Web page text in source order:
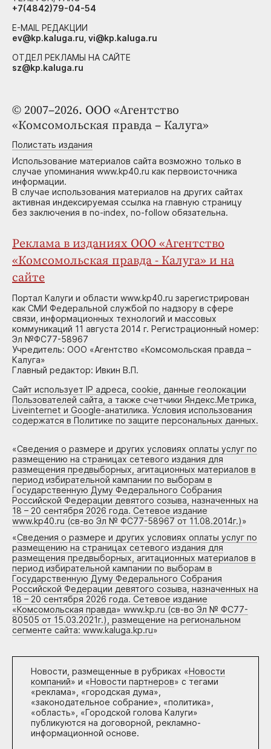
© 2007–2026. ООО «Агентство
«Комсомольская правда – Калуга»
Полистать издания
Использование материалов сайта возможно только в
случае упоминания www.kp40.ru как первоисточника
информации.
В случае использования материалов на других сайтах
активная индексируемая ссылка на главную страницу
без заключения в no-index, no-follow обязательна.
Реклама в изданиях ООО «Агентство
«Комсомольская правда - Калуга» и на
сайте
Портал Калуги и области www.kp40.ru зарегистрирован
как СМИ Федеральной службой по надзору в сфере
связи, информационных технологий и массовых
коммуникаций 11 августа 2014 г. Регистрационный номер:
Эл №ФС77-58967
Учредитель: ООО «Агентство «Комсомольская правда –
Калуга»
Главный редактор: Ивкин В.П.
Сайт использует IP адреса, cookie, данные геолокации
Пользователей сайта, а также счетчики Яндекс.Метрика,
Liveinternet и Google-анатилика. Условия использования
содержатся в Политике по защите персональных данных.
«Сведения о размере и других условиях оплаты услуг по
размещению на страницах сетевого издания для
размещения предвыборных, агитационных материалов в
период избирательной кампании по выборам в
Государственную Думу Федерального Собрания
Российской Федерации девятого созыва, назначенных на
18 – 20 сентября 2026 года. Сетевое издание
www.kp40.ru (св-во Эл № ФС77-58967 от 11.08.2014г.)»
«Сведения о размере и других условиях оплаты услуг по
размещению на страницах сетевого издания для
размещения предвыборных, агитационных материалов в
период избирательной кампании по выборам в
Государственную Думу Федерального Собрания
Российской Федерации девятого созыва, назначенных на
18 – 20 сентября 2026 года. Сетевое издание
«Комсомольская правда» www.kp.ru (св-во Эл № ФС77-
80505 от 15.03.2021г.), размещение на региональном
сегменте сайта: www.kaluga.kp.ru»
Новости, размещенные в рубриках «Новости
компаний» и «Новости партнеров» с тегами
«реклама», «городская дума»,
«законодательное собрание», «политика»,
«область», «Городской голова Калуги»
публикуются на договорной, рекламно-
информационной основе.
+7(4842)79-04-54
E-MAIL РЕДАКЦИИ
ev@kp.kaluga.ru, vi@kp.kaluga.ru
ОТДЕЛ РЕКЛАМЫ НА САЙТЕ
sz@kp.kaluga.ru